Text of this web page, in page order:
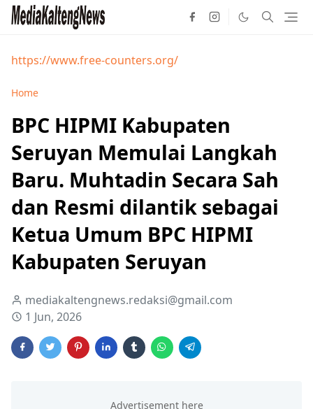
https://www.free-counters.org/
Home
BPC HIPMI Kabupaten
Seruyan Memulai Langkah
Baru. Muhtadin Secara Sah
dan Resmi dilantik sebagai
Ketua Umum BPC HIPMI
Kabupaten Seruyan
mediakaltengnews.redaksi@gmail.com
1 Jun, 2026